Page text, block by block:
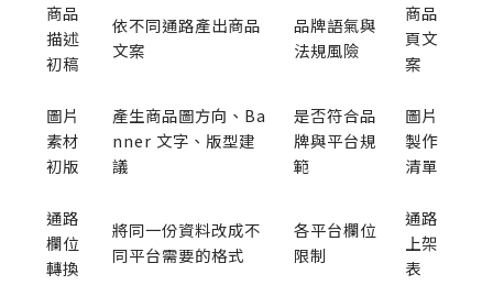
商品
描述
初稿
依不同通路產出商品
文案
品牌語氣與
法規風險
商品
頁文
案
圖片
素材
初版
產生商品圖方向、Ba
nner 文字、版型建
議
是否符合品
牌與平台規
範
圖片
製作
清單
通路
欄位
轉換
將同一份資料改成不
同平台需要的格式
各平台欄位
限制
通路
上架
表